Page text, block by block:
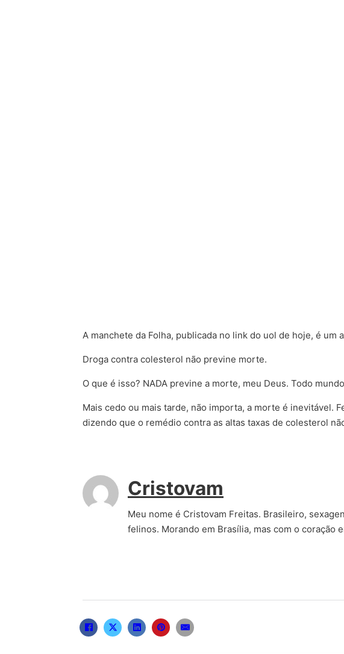
A manchete da Folha, publicada no link do uol de hoje, é um
Droga contra colesterol não previne morte.
O que é isso? NADA previne a morte, meu Deus. Todo
Mais cedo ou mais tarde, não importa, a morte é inevitável.
dizendo que o remédio contra as altas taxas de colesterol
Cristovam
Meu nome é Cristovam Freitas. Brasileiro,
felinos. Morando em Brasília, mas com o coração